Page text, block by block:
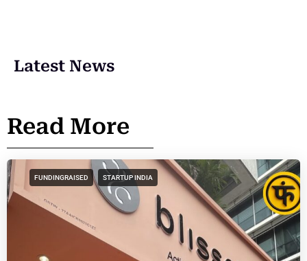
Latest News
Read More
FUNDINGRAISED STARTUP INDIA